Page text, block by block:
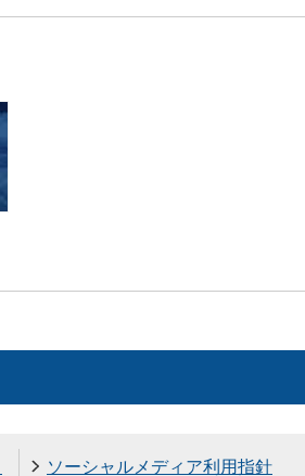
ソーシャルメディア利用指針